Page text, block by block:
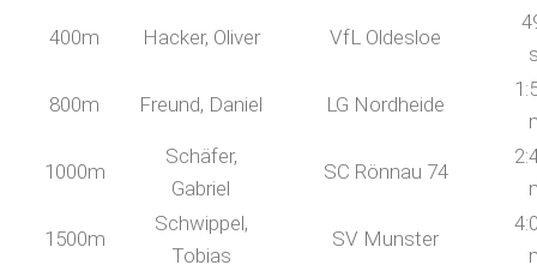
400m Hacker, Oliver VfL Oldesloe
800m Freund, Daniel LG Nordheide
1000m
Schäfer,
Gabriel
SC Rönnau 74
1500m
Schwippel,
Tobias
SV Munster